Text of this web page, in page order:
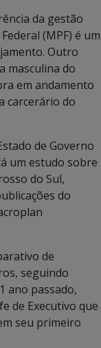
da gestão
(MPF) é um
Outro
masculina do
em andamento
carcerário do
de Governo
um estudo sobre
do Sul,
do
de
seguindo
ano passado,
de Executivo que
seu primeiro